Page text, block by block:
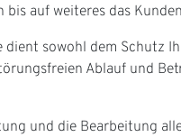
bis auf weiteres das
dient sowohl dem Schutz
Ablauf und
und die Bearbeitung